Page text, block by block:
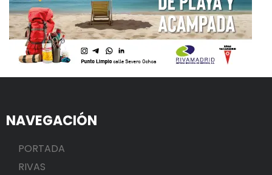
NAVEGACIÓN
PORTADA
RIVAS